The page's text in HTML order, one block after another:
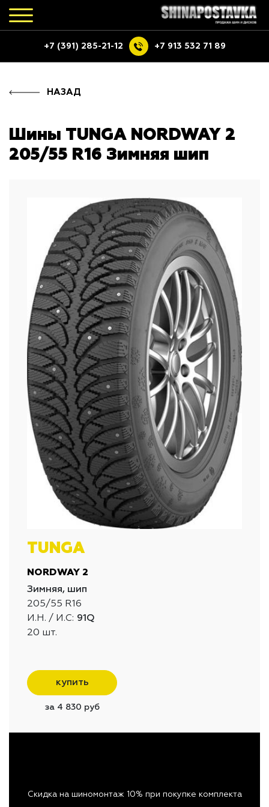
+7 (391) 285-21-12 +7 913 532 71 89
НАЗАД
Шины TUNGA NORDWAY 2
205/55 R16 Зимняя шип
TUNGA
NORDWAY 2
Зимняя, шип
205/55 R16
И.Н. / И.С: 91Q
20 шт.
купить
за 4 830 руб
Скидка на шиномонтаж 10% при покупке комплекта